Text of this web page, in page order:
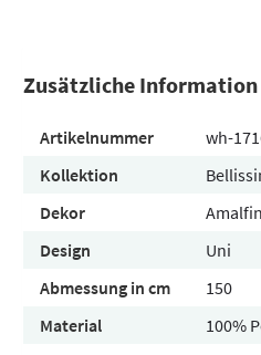
Zusätzliche Information
Artikelnummer
wh-
Kollektion
Dekor
Design
Uni
Abmessung in cm
150
Material
100%